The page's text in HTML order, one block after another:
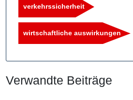
verkehrssicherheit
wirtschaftliche auswirkungen
Verwandte Beiträge